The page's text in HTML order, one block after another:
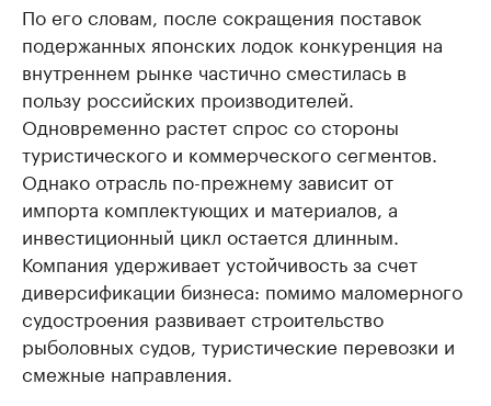
По его словам, после сокращения поставок
подержанных японских лодок конкуренция на
внутреннем рынке частично сместилась в
пользу российских производителей.
Одновременно растет спрос со стороны
туристического и коммерческого сегментов.
Однако отрасль по-прежнему зависит от
импорта комплектующих и материалов, а
инвестиционный цикл остается длинным.
Компания удерживает устойчивость за счет
диверсификации бизнеса: помимо маломерного
судостроения развивает строительство
рыболовных судов, туристические перевозки и
смежные направления.